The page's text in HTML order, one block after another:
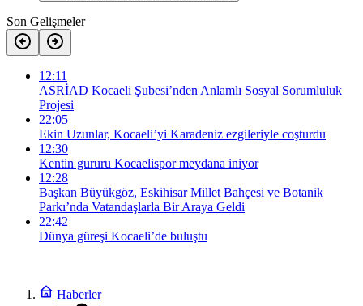
Son Gelişmeler
12:11
ASRİAD Kocaeli Şubesi’nden Anlamlı Sosyal Sorumluluk
Projesi
22:05
Ekin Uzunlar, Kocaeli’yi Karadeniz ezgileriyle coşturdu
12:30
Kentin gururu Kocaelispor meydana iniyor
12:28
Başkan Büyükgöz, Eskihisar Millet Bahçesi ve Botanik
Parkı’nda Vatandaşlarla Bir Araya Geldi
22:42
Dünya güreşi Kocaeli’de buluştu
Haberler